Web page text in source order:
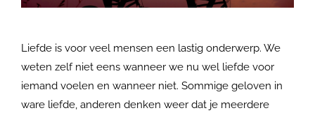
Liefde is voor veel mensen een lastig onderwerp. We
weten zelf niet eens wanneer we nu wel liefde voor
iemand voelen en wanneer niet. Sommige geloven in
ware liefde, anderen denken weer dat je meerdere